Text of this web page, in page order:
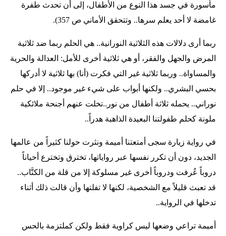
مأسورة في جسد هذا النوع من الأطفال، إلى أن تحدث طفرة
غامضة لا أحد يعلم سرها.. وتتحقق الأماني ص 357).
ربما أرى دلالات هذه الثلاثية النورانية.. هي الحلم ربما ضد ثلاثية
المرض والجهل والفقر، أو هي ثلاثية أخرى للأمل: العدالة والحرية
والمساواة.. وربما ثلاثية غير التي فكرت (أنا) بها ثلاثية لا أدركها
بحسي البشري.. ولكنها أبواب على شيء غير موجود.. إلا في حلم
نوراني.. يحمله ثلاثة أطفال من نور..تخلت عنهم أجنحة ملائكية
ملونة كحلم طفولتنا البعيدة الذاهبة هدراً..
في رواية زيارة سجى أمتعتنا أميمة ونثرت حولنا كثيراً من عالمها
الجديد، دون أن تكرر نفسها عبر رواياتها، تخترق وتخترع أحياناً
دروباً عُرفت ودروباً أخرى غير مسلوكة إلا من قلة من الكتَّاب..
قد تعبث قليلاً مع الشخصية، لكنها لا تفلتها وأن قالت ذلك أثناء
تدخلها في الرواية..
أميمة تراعي وضعها ليس كراوية فقط ولكن كملتزمة بالحس